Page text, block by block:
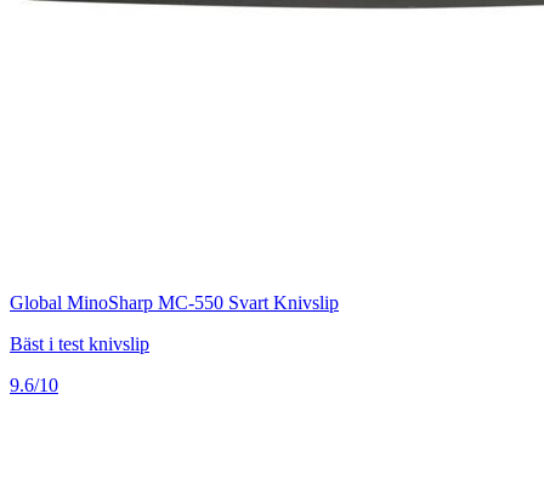
Global MinoSharp MC-550 Svart Knivslip
Bäst i test knivslip
9.6/10